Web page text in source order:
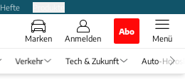
Hefte
Marken Anmelden
Abo
Menü
Verkehr Tech & Zukunft Auto-